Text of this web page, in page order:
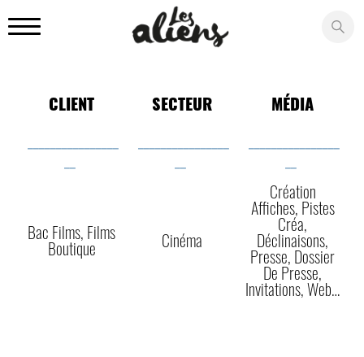
CLIENT SECTEUR MÉDIA
Bac Films, Films
Boutique
Cinéma
Création
Affiches, Pistes
Créa,
Déclinaisons,
Presse, Dossier
De Presse,
Invitations, Web…